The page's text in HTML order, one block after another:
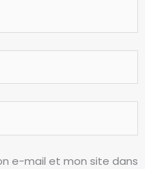
e-mail et mon site dans